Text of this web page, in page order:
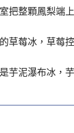
把整顆鳳梨端
草莓冰，草莓
芋泥瀑布冰，